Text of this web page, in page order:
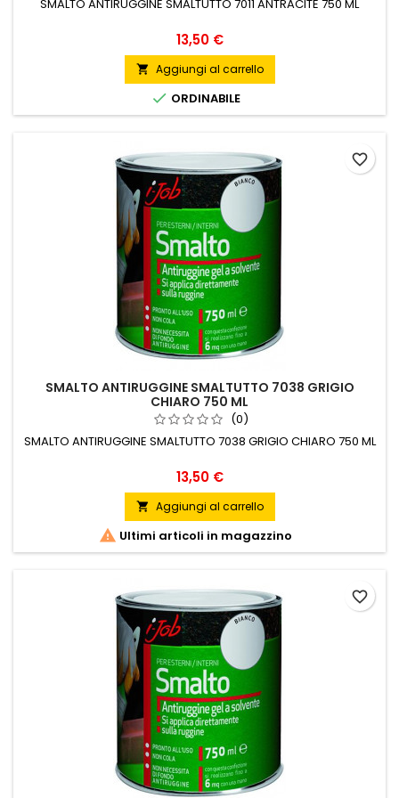
SMALTO ANTIRUGGINE SMALTUTTO 7011 ANTRACITE 750 ML
Prezzo
13,50 €
 Aggiungi al carrello
 ORDINABILE
SMALTO ANTIRUGGINE SMALTUTTO 7038 GRIGIO
CHIARO 750 ML
(0)
SMALTO ANTIRUGGINE SMALTUTTO 7038 GRIGIO CHIARO 750 ML
Prezzo
13,50 €
 Aggiungi al carrello
 Ultimi articoli in magazzino
favorite_border
favorite_border